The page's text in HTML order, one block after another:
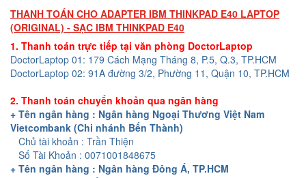
THANH TOÁN CHO ADAPTER IBM THINKPAD E40 LAPTOP
(ORIGINAL) - SẠC IBM THINKPAD E40
1. Thanh toán trực tiếp tại văn phòng DoctorLaptop
DoctorLaptop 01: 179 Cách Mạng Tháng 8, P.5, Q.3, TP.HCM
DoctorLaptop 02: 91A đường 3/2, Phường 11, Quận 10, TP.HCM
2. Thanh toán chuyển khoản qua ngân hàng
+ Tên ngân hàng : Ngân hàng Ngoại Thương Việt Nam
Vietcombank (Chi nhánh Bến Thành)
Chủ tài khoản : Trần Thiện
Số Tài Khoản : 0071001848675
+ Tên ngân hàng : Ngân hàng Đông Á, TP.HCM